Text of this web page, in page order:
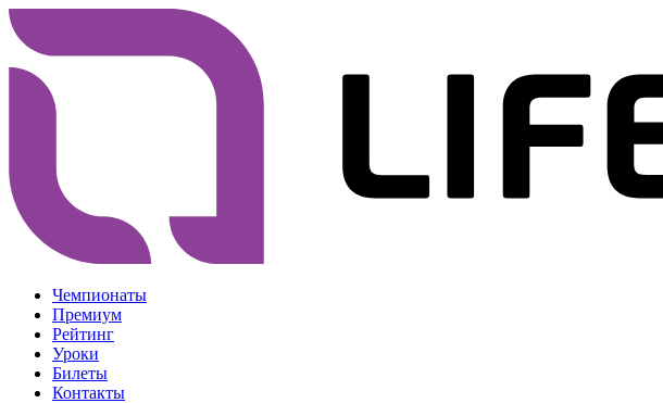
Чемпионаты
Премиум
Рейтинг
Уроки
Билеты
Контакты